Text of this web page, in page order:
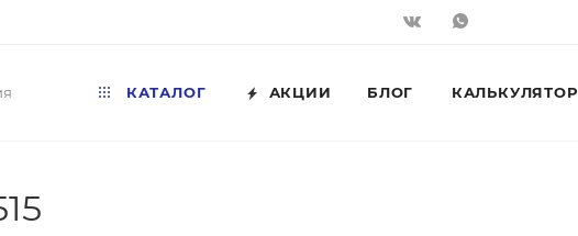
КАТАЛОГ АКЦИИ БЛОГ КАЛЬКУЛЯТОР